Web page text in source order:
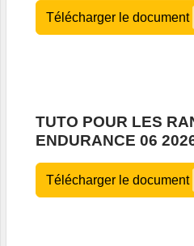
Télécharger le document
TUTO POUR LES
ENDURANCE 06
Télécharger le document